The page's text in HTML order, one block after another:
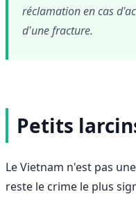
réclamation en cas
d'une fracture.
Petits
Le Vietnam n'est pas
reste le crime le plus